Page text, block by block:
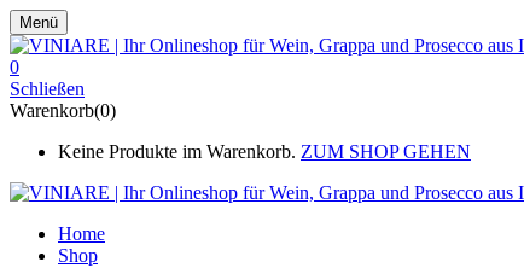
Menü
0
Schließen
Warenkorb(0)
Keine Produkte im Warenkorb. ZUM SHOP GEHEN
Home
Shop